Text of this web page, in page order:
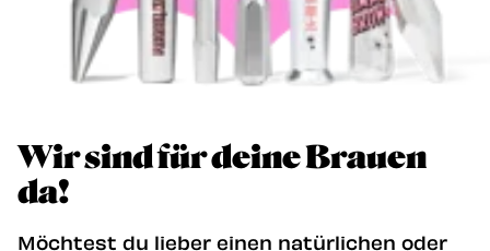
Wir sind für deine Brauen
da!
Möchtest du lieber einen natürlichen oder